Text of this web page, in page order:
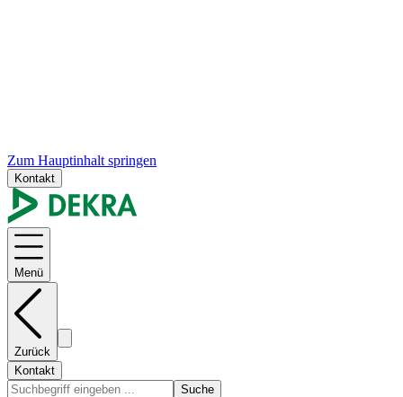
Zum Hauptinhalt springen
Kontakt
Menü
Zurück
Kontakt
Suche